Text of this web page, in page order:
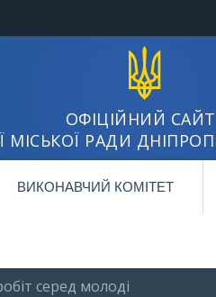
ОФІЦІЙНИЙ САЙТ
МІСЬКОЇ РАДИ
ВИКОНАВЧИЙ КОМІТЕТ
серед молоді